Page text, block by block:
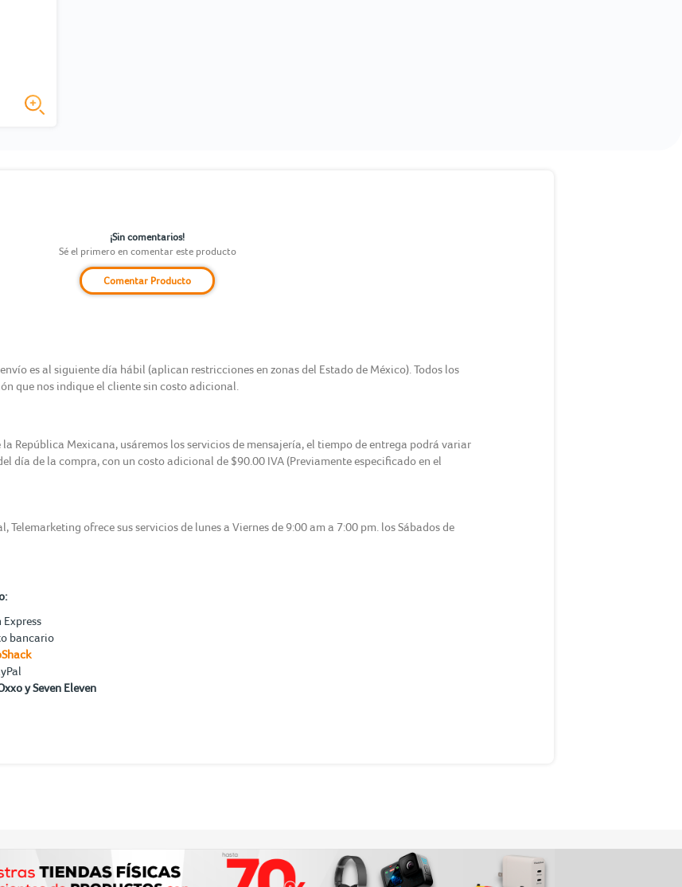
¡Sin comentarios!
Sé el primero en comentar este producto
Comentar Producto
es al siguiente día hábil (aplican restricciones en zonas del Estado de México). Todos los
que nos indique el cliente sin costo adicional.
República Mexicana, usáremos los servicios de mensajería, el tiempo de entrega podrá variar
día de la compra, con un costo adicional de $90.00 IVA (Previamente especificado en el
ofrece sus servicios de lunes a Viernes de 9:00 am a 7:00 pm. los Sábados de
bancario
y Seven Eleven